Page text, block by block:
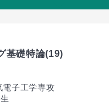
基礎特論(19)
電子工学専攻